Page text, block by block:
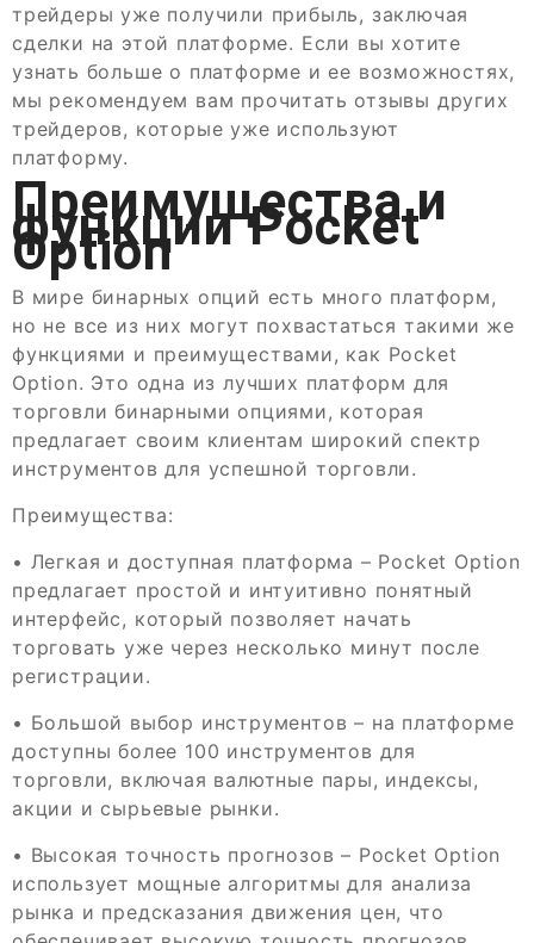
трейдеры уже получили прибыль, заключая
сделки на этой платформе. Если вы хотите
узнать больше о платформе и ее возможностях,
мы рекомендуем вам прочитать отзывы других
трейдеров, которые уже используют
платформу.
Преимущества и
функции Pocket
Option
В мире бинарных опций есть много платформ,
но не все из них могут похвастаться такими же
функциями и преимуществами, как Pocket
Option. Это одна из лучших платформ для
торговли бинарными опциями, которая
предлагает своим клиентам широкий спектр
инструментов для успешной торговли.
Преимущества:
• Легкая и доступная платформа – Pocket Option
предлагает простой и интуитивно понятный
интерфейс, который позволяет начать
торговать уже через несколько минут после
регистрации.
• Большой выбор инструментов – на платформе
доступны более 100 инструментов для
торговли, включая валютные пары, индексы,
акции и сырьевые рынки.
• Высокая точность прогнозов – Pocket Option
использует мощные алгоритмы для анализа
рынка и предсказания движения цен, что